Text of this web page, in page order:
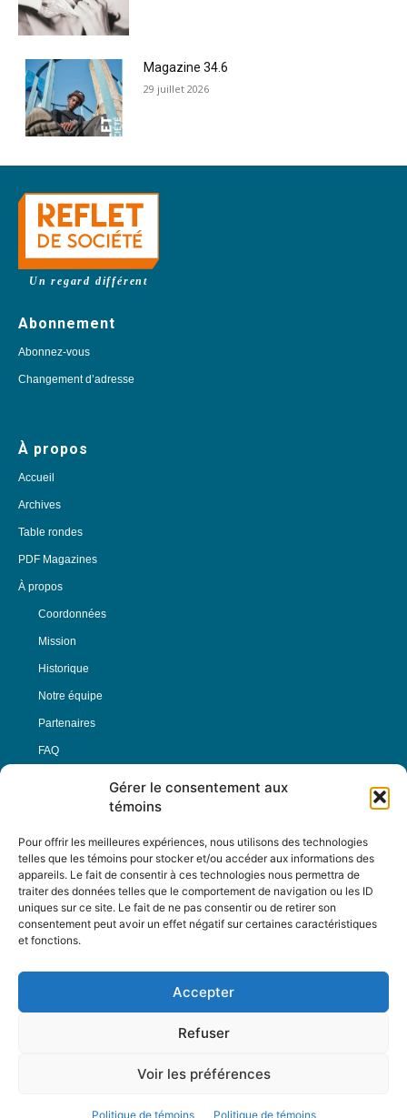
Gérer le consentement aux
témoins
Pour offrir les meilleures expériences, nous utilisons des technologies
telles que les témoins pour stocker et/ou accéder aux informations des
appareils. Le fait de consentir à ces technologies nous permettra de
traiter des données telles que le comportement de navigation ou les ID
uniques sur ce site. Le fait de ne pas consentir ou de retirer son
consentement peut avoir un effet négatif sur certaines caractéristiques
et fonctions.
Accepter
Refuser
Voir les préférences
Politique de témoins Politique de témoins
Magazine 34.6
29 juillet 2026
Un regard différent
Abonnement
Abonnez-vous
Changement d’adresse
À propos
Accueil
Archives
Table rondes
PDF Magazines
À propos
Coordonnées
Mission
Historique
Notre équipe
Partenaires
FAQ
Nous Suivre
Contactez-nous :
12-3894 rue Sainte-Catherine Est,